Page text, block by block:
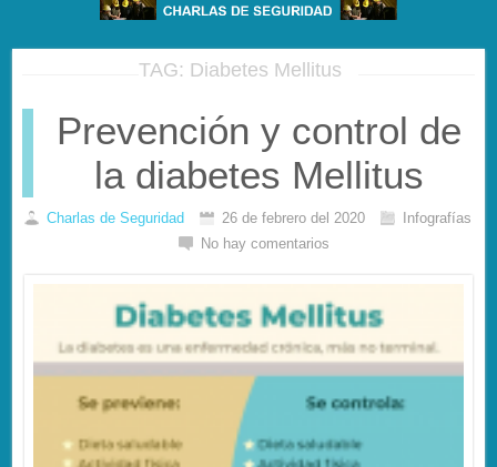
TAG: Diabetes Mellitus
Prevención y control de
la diabetes Mellitus
Charlas de Seguridad 26 de febrero del 2020
Infografías
No hay comentarios